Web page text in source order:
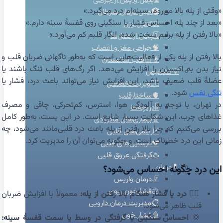
🏥حین درمان سرطان
⚖️کنترل وزن
🗓️پیش از عمل‌ها
🧠جراحی مغز و اعصاب
👴🏻قلب سالمندان
💡تشخیص
👨‍⚕️ویزیت‌تخصصی
🫀ساختارقلب
🎚️دریچه‌ها
🧬بیماری‌های مادرزادی
⚡آریتمی‌های قلبی
💔نارسایی‌های قلبی
♨️گرفتگی عروق قلبی
💊درمان
🦵درمان واریس
🫁فشارخون ریوی
📋مدیریت درمان دارویی
🩸فشار خون
«وقتی از پله بالا می‌روم، سینه‌ام درد می‌گیرد.»
«بعد از چند پله احساس فشار یا سنگینی روی قفسهٔ سینه دارم.»
«بالا رفتن از پله برایم سخت شده، انگار قلبم کم می‌آورد.»
بالا رفتن از پله یکی از فعالیت‌هایی است که به‌طور ناگهانی ضربان قلب و
نیاز بدن به اکسیژن را افزایش می‌دهد. اگر رگ‌های قلب تنگ باشند یا
عضلهٔ قلب ضعیف باشد، این افزایش نیاز می‌تواند باعث درد، فشار یا
تنگی نفس شود.
در تهران، با توجه به آلودگی هوا، استرس، کم‌تحرکی، چاقی و مصرف
غذاهای چرب، این شکایت بسیار شایع است. در این پست، به‌طور کامل
بررسی می‌کنیم که چرا بالا رفتن از پله باعث درد قلبی‌مانند می‌شود، چه
زمانی این درد خطرناک است، و چگونه می‌توان آن را مدیریت کرد.
این درد چگونه احساس می‌شود؟
🧗‍♂️درد یا فشار هنگام بالا رفتن از پله: معمولاً با افزایش ضربان
قلب ظاهر می‌شود.
💢 احساس سنگینی یا گرفتگی در وسط یا سمت قفسهٔ سینه: